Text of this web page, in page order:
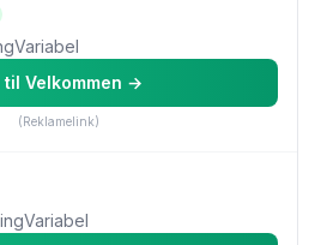
Variabel
til Velkommen →
(Reklamelink)
Variabel